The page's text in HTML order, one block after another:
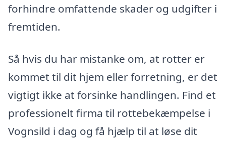
forhindre omfattende skader og udgifter i
fremtiden.
Så hvis du har mistanke om, at rotter er
kommet til dit hjem eller forretning, er det
vigtigt ikke at forsinke handlingen. Find et
professionelt firma til rottebekæmpelse i
Vognsild i dag og få hjælp til at løse dit